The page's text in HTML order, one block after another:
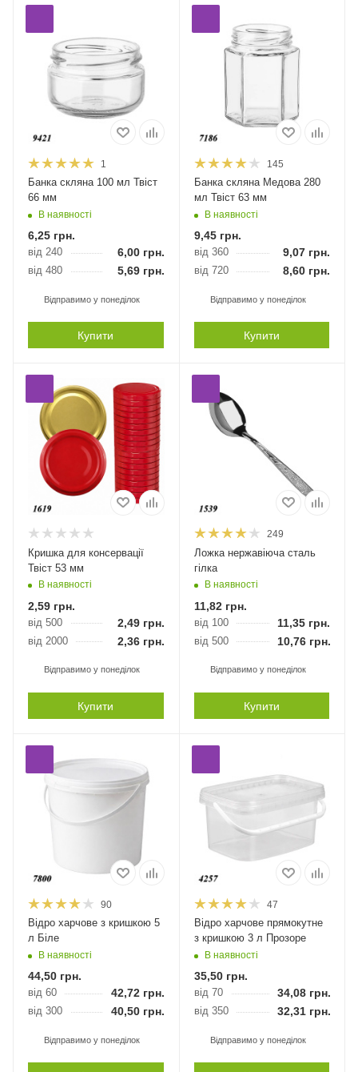
1
Банка скляна 100 мл Твіст
66 мм
В наявності
6,25 грн.
від 240 6,00грн.
від 480 5,69грн.
Відправимо у понеділок
Купити
145
Банка скляна Медова 280
мл Твіст 63 мм
В наявності
9,45грн.
від 360 9,07 грн.
від 720 8,60 грн.
Відправимо у понеділок
Купити
Кришка для консервації
Твіст 53 мм
В наявності
2,59 грн.
від 500 2,49грн.
від 2000 2,36грн.
Відправимо у понеділок
Купити
249
Ложка нержавіюча сталь
гілка
В наявності
11,82грн.
від 100 11,35 грн.
від 500 10,76грн.
Відправимо у понеділок
Купити
90
Відро харчове з кришкою 5
л Біле
В наявності
44,50 грн.
від 60 42,72 грн.
від 300 40,50 грн.
Відправимо у понеділок
47
Відро харчове прямокутне
з кришкою 3 л Прозоре
В наявності
35,50грн.
від 70 34,08грн.
від 350 32,31грн.
Відправимо у понеділок